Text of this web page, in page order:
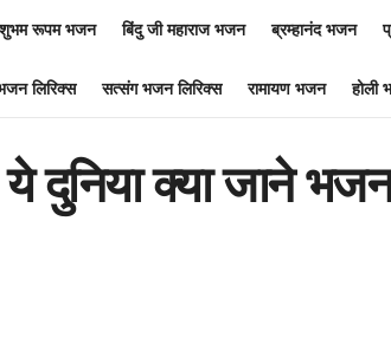
शुभम रूपम भजन बिंदु जी महाराज भजन ब्रम्हानंद भजन
लिरिक्स सत्संग भजन लिरिक्स रामायण भजन होली
दुनिया क्या जाने भजन